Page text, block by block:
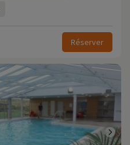
Réserver